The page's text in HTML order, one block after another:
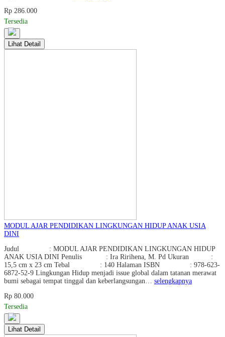
Rp 286.000
Tersedia
Lihat Detail
MODUL AJAR PENDIDIKAN LINGKUNGAN HIDUP ANAK USIA
DINI
Judul : MODUL AJAR PENDIDIKAN LINGKUNGAN HIDUP
ANAK USIA DINI Penulis : Ira Ririhena, M. Pd Ukuran :
15,5 cm x 23 cm Tebal : 140 Halaman ISBN : 978-623-
6872-52-9 Lingkungan Hidup menjadi issue global dalam tatanan merawat
bumi sebagai tempat tinggal dan keberlangsungan… selengkapnya
Rp 80.000
Tersedia
Lihat Detail